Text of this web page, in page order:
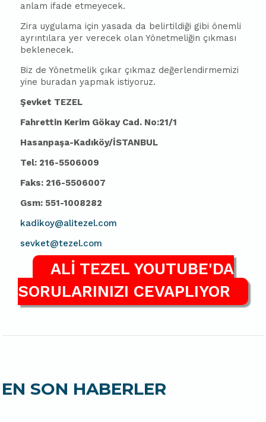
anlam ifade etmeyecek.
Zira uygulama için yasada da belirtildiği gibi önemli
ayrıntılara yer verecek olan Yönetmeliğin çıkması
beklenecek.
Biz de Yönetmelik çıkar çıkmaz değerlendirmemizi
yine buradan yapmak istiyoruz.
Şevket TEZEL
Fahrettin Kerim Gökay Cad. No:21/1
Hasanpaşa-Kadıköy/İSTANBUL
Tel: 216-5506009
Faks: 216-5506007
Gsm: 551-1008282
kadikoy@alitezel.com
sevket@tezel.com
ALİ TEZEL YOUTUBE'DA
SORULARINIZI CEVAPLIYOR
EN SON HABERLER